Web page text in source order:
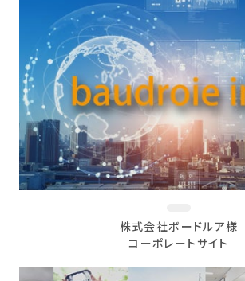
株式会社ボードルア様
コーポレートサイト